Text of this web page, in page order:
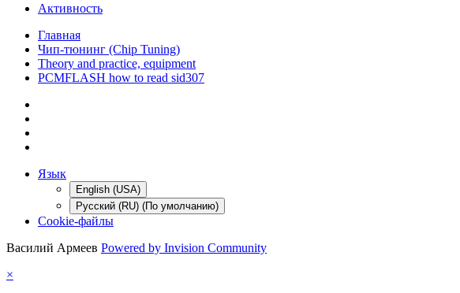
Активность
Главная
Чип-тюнинг (Chip Tuning)
Theory and practice, equipment
PCMFLASH how to read sid307
Язык
English (USA)
Русский (RU) (По умолчанию)
Cookie-файлы
Василий Армеев Powered by Invision Community
×